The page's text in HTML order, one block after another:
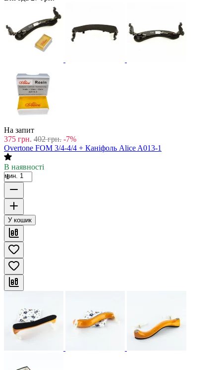
На запит
375 грн. 402 грн. -7%
Overtone FOM 3/4-4/4 + Каніфоль Alice A013-1
В наявності
мин. 1
У кошик